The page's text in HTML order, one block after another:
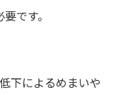
です。
下によるめまいや